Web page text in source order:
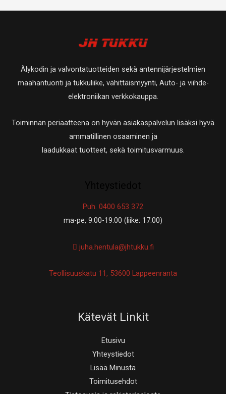
Älykodin ja valvontatuotteiden sekä antennijärjestelmien
maahantuonti ja tukkuliike, vähittäismyynti, Auto- ja viihde-
elektroniikan verkkokauppa.
Toiminnan periaatteena on hyvän asiakaspalvelun lisäksi hyvä
ammatillinen osaaminen ja
laadukkaat tuotteet, sekä toimitusvarmuus.
Puh. 0400 653 372
ma-pe, 9.00-19.00 (liike: 17:00)
juha.hentula@jhtukku.fi
Teollisuuskatu 11, 53600 Lappeenranta
Kätevät Linkit
Etusivu
Yhteystiedot
Lisää Minusta
Toimitusehdot